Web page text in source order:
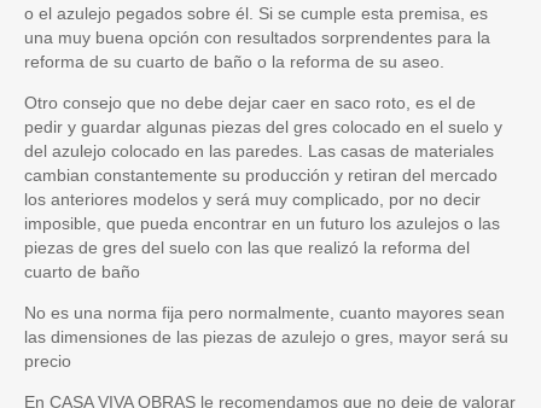
o el azulejo pegados sobre él. Si se cumple esta premisa, es
una muy buena opción con resultados sorprendentes para la
reforma de su cuarto de baño o la reforma de su aseo.
Otro consejo que no debe dejar caer en saco roto, es el de
pedir y guardar algunas piezas del gres colocado en el suelo y
del azulejo colocado en las paredes. Las casas de materiales
cambian constantemente su producción y retiran del mercado
los anteriores modelos y será muy complicado, por no decir
imposible, que pueda encontrar en un futuro los azulejos o las
piezas de gres del suelo con las que realizó la reforma del
cuarto de baño
No es una norma fija pero normalmente, cuanto mayores sean
las dimensiones de las piezas de azulejo o gres, mayor será su
precio
En CASA VIVA OBRAS le recomendamos que no deje de valorar